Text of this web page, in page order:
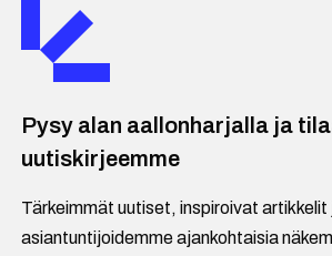
Pysy alan aallonharjalla ja
uutiskirjeemme
Tärkeimmät uutiset, inspiroivat artikkelit
asiantuntijoidemme ajankohtaisia